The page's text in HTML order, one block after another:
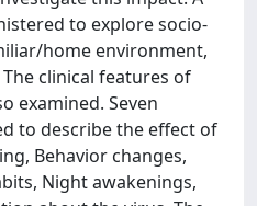
to explore socio-
home environment,
clinical features of
examined. Seven
to describe the effect of
Behavior changes,
Night awakenings,